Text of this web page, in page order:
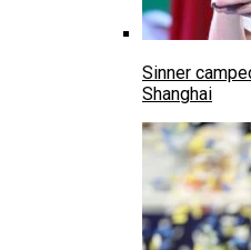
Sinner
Shanghai